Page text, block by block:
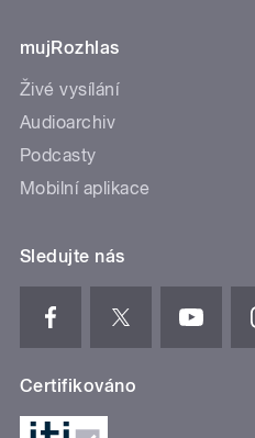
mujRozhlas
Živé vysílání
Audioarchiv
Podcasty
Mobilní aplikace
Sledujte nás
Certifikováno